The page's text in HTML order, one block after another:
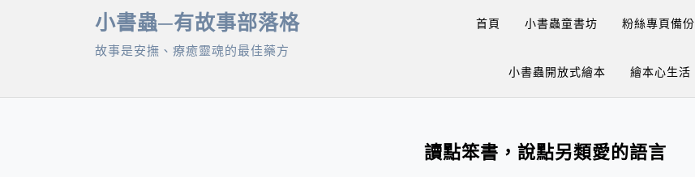
小書蟲─有故事部落格
故事是安撫、療癒靈魂的最佳藥方
首頁 小書蟲童書坊 粉絲專頁備份
小書蟲開放式繪本 繪本心生活
讀點笨書，說點另類愛的語言